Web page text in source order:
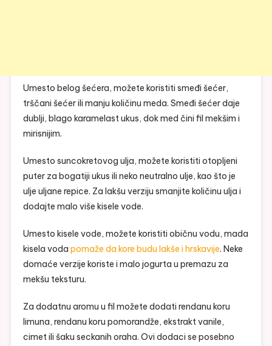
Umesto belog šećera, možete koristiti smeđi šećer,
trščani šećer ili manju količinu meda. Smeđi šećer daje
dublji, blago karamelast ukus, dok med čini fil mekšim i
mirisnijim.
Umesto suncokretovog ulja, možete koristiti otopljeni
puter za bogatiji ukus ili neko neutralno ulje, kao što je
ulje uljane repice. Za lakšu verziju smanjite količinu ulja i
dodajte malo više kisele vode.
Umesto kisele vode, možete koristiti običnu vodu, mada
kisela voda pomaže da kore budu lakše i hrskavije. Neke
domaće verzije koriste i malo jogurta u premazu za
mekšu teksturu.
Za dodatnu aromu u fil možete dodati rendanu koru
limuna, rendanu koru pomorandže, ekstrakt vanile,
cimet ili šaku seckanih oraha. Ovi dodaci se posebno